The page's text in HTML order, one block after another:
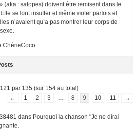
(aka : salopes) doivent être remisent dans le
se font insulter et même violer parfois et
n’avaient qu’a pas montrer leur corps de
ChérieCoco
par 135 (sur 154 au total)
←
1 2 3 8 9 10 11 →
dans Pourquoi la chanson "Je ne dirai